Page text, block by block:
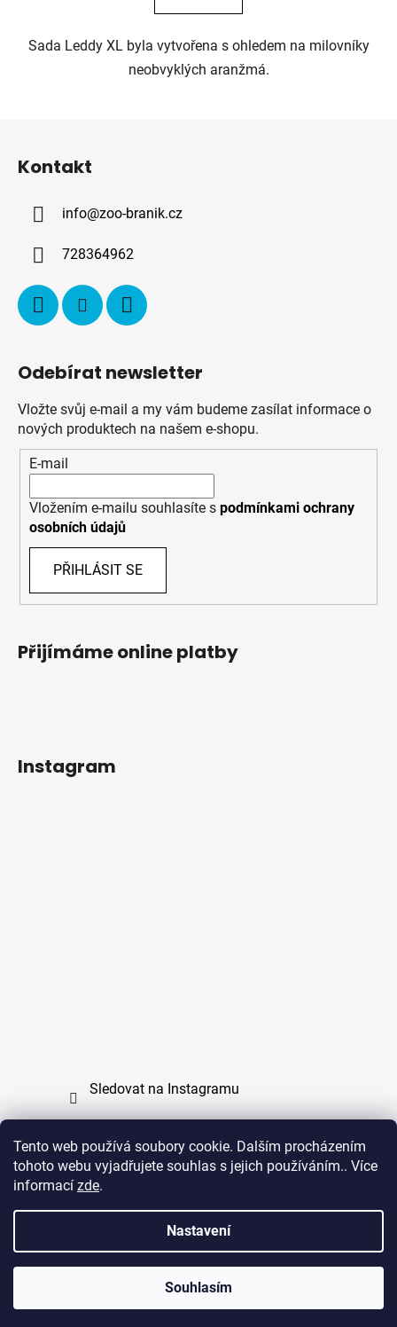
Tento web používá soubory cookie. Dalším procházením
tohoto webu vyjadřujete souhlas s jejich používáním.. Více
informací zde.
Nastavení
Souhlasím
Sada Leddy XL byla vytvořena s ohledem na milovníky
neobvyklých aranžmá.
Kontakt
info@zoo-branik.cz
728364962
Odebírat newsletter
Vložte svůj e-mail a my vám budeme zasílat informace o
nových produktech na našem e-shopu.
E-mail
Vložením e-mailu souhlasíte s podmínkami ochrany
osobních údajů
PŘIHLÁSIT SE
Přijímáme online platby
Instagram
Sledovat na Instagramu
Copyright (c) 2011 - 2026 zoo-branik.cz - Všechna
Vytvořil Shoptet
Copyright 2026ZOO Braník. Všechna práva vyhrazena.